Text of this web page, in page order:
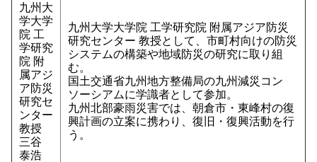
九州大
学大学
院 工
学研究
院 附
属アジ
ア防災
研究セ
ンター
教授
三谷
泰浩
九州大学大学院 工学研究院 附属アジア防災
研究センター 教授として、市町村向けの防災
システムの構築や地域防災の研究に取り組
む。
国土交通省九州地方整備局の九州減災コン
ソーシアムに学識者として参加。
九州北部豪雨災害では、朝倉市・東峰村の復
興計画の立案に携わり、復旧・復興活動を行
う。